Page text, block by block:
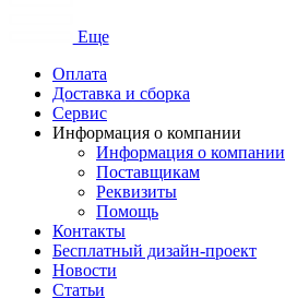
Еще
Оплата
Доставка и сборка
Сервис
Информация о компании
Информация о компании
Поставщикам
Реквизиты
Помощь
Контакты
Бесплатный дизайн-проект
Новости
Статьи